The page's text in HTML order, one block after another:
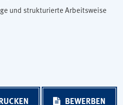
und strukturierte Arbeitsweise
BEWERBEN